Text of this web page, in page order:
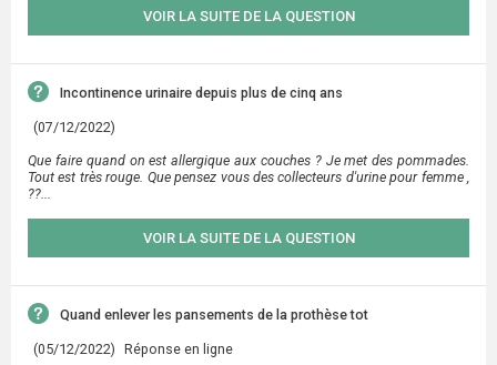
VOIR LA SUITE DE LA QUESTION
Incontinence urinaire depuis plus de cinq ans
(07/12/2022)
Que faire quand on est allergique aux couches ? Je met des pommades.
Tout est très rouge. Que pensez vous des collecteurs d'urine pour femme ,
??...
VOIR LA SUITE DE LA QUESTION
Quand enlever les pansements de la prothèse tot
(05/12/2022) Réponse en ligne